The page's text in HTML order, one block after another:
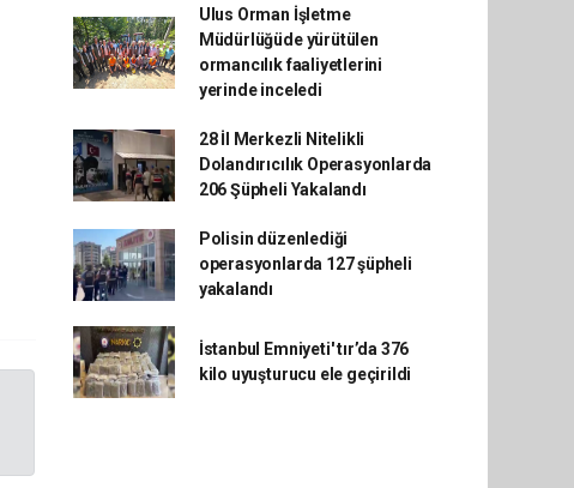
Ulus Orman İşletme
Müdürlüğüde yürütülen
ormancılık faaliyetlerini
yerinde inceledi
28 İl Merkezli Nitelikli
Dolandırıcılık Operasyonlarda
206 Şüpheli Yakalandı
Polisin düzenlediği
operasyonlarda 127 şüpheli
yakalandı
İstanbul Emniyeti' tır’da 376
kilo uyuşturucu ele geçirildi